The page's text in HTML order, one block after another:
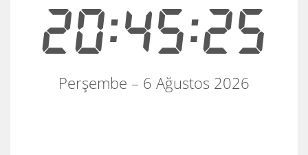
20:45:25
Perşembe – 6 Ağustos 2026